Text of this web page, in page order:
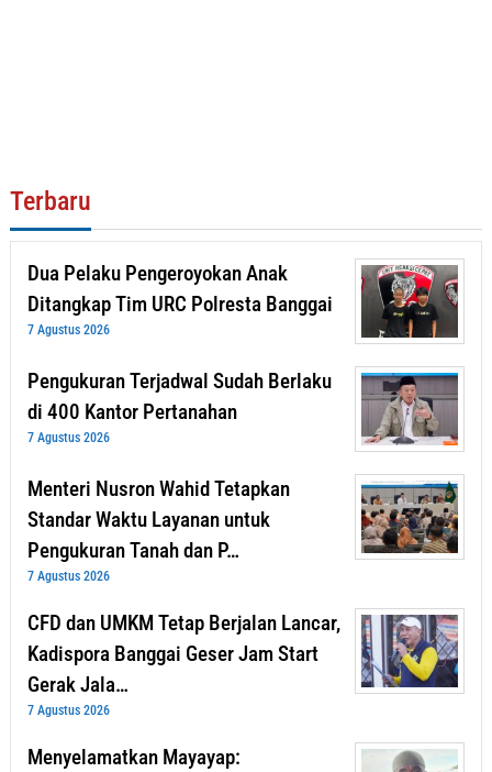
Terbaru
Dua Pelaku Pengeroyokan Anak
Ditangkap Tim URC Polresta Banggai
7 Agustus 2026
Pengukuran Terjadwal Sudah Berlaku
di 400 Kantor Pertanahan
7 Agustus 2026
Menteri Nusron Wahid Tetapkan
Standar Waktu Layanan untuk
Pengukuran Tanah dan P…
7 Agustus 2026
CFD dan UMKM Tetap Berjalan Lancar,
Kadispora Banggai Geser Jam Start
Gerak Jala…
7 Agustus 2026
Menyelamatkan Mayayap: